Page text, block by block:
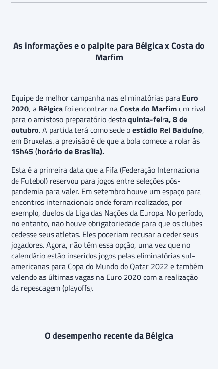
As informações e o palpite para Bélgica x Costa do
Marfim
Equipe de melhor campanha nas eliminatórias para Euro
2020, a Bélgicafoi encontrar naCosta do Marfim um rival
para o amistoso preparatório destaquinta-feira, 8 de
outubro. A partida terá como sede oestádio Rei Balduíno,
em Bruxelas. a previsão é de que a bola comece a rolar às
15h45 (horário de Brasília).
Esta é a primeira data que a Fifa (Federação Internacional
de Futebol) reservou para jogos entre seleções pós-
pandemia para valer. Em setembro houve um espaço para
encontros internacionais onde foram realizados, por
exemplo, duelos da Liga das Nações da Europa. No período,
no entanto, não houve obrigatoriedade para que os clubes
cedesse seus atletas. Eles poderiam recusar a ceder seus
jogadores. Agora, não têm essa opção, uma vez que no
calendário estão inseridos jogos pelas eliminatórias sul-
americanas para Copa do Mundo do Qatar 2022 e também
valendo as últimas vagas na Euro 2020 com a realização
da repescagem (playoffs).
O desempenho recente da Bélgica